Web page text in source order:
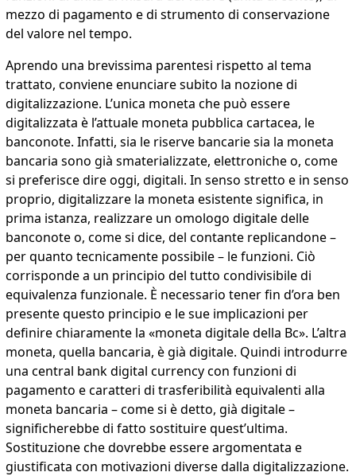
mezzo di pagamento e di strumento di conservazione
del valore nel tempo.
Aprendo una brevissima parentesi rispetto al tema
trattato, conviene enunciare subito la nozione di
digitalizzazione. L’unica moneta che può essere
digitalizzata è l’attuale moneta pubblica cartacea, le
banconote. Infatti, sia le riserve bancarie sia la moneta
bancaria sono già smaterializzate, elettroniche o, come
si preferisce dire oggi, digitali. In senso stretto e in senso
proprio, digitalizzare la moneta esistente significa, in
prima istanza, realizzare un omologo digitale delle
banconote o, come si dice, del contante replicandone –
per quanto tecnicamente possibile – le funzioni. Ciò
corrisponde a un principio del tutto condivisibile di
equivalenza funzionale. È necessario tener fin d’ora ben
presente questo principio e le sue implicazioni per
definire chiaramente la «moneta digitale della Bc». L’altra
moneta, quella bancaria, è già digitale. Quindi introdurre
una central bank digital currency con funzioni di
pagamento e caratteri di trasferibilità equivalenti alla
moneta bancaria – come si è detto, già digitale –
significherebbe di fatto sostituire quest’ultima.
Sostituzione che dovrebbe essere argomentata e
giustificata con motivazioni diverse dalla digitalizzazione.